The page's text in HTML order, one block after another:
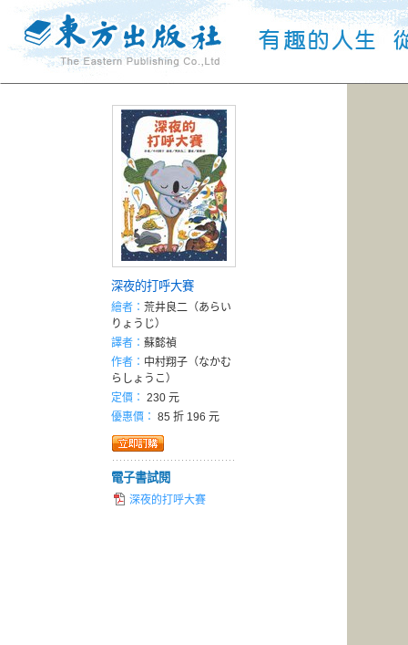
深夜的打呼大賽
繪者：荒井良二（あらい
りょうじ）
譯者：蘇懿禎
作者： 中村翔子（なかむ
らしょうこ）
定價： 230 元
優惠價： 85 折 196 元
電子書試閱
深夜的打呼大賽